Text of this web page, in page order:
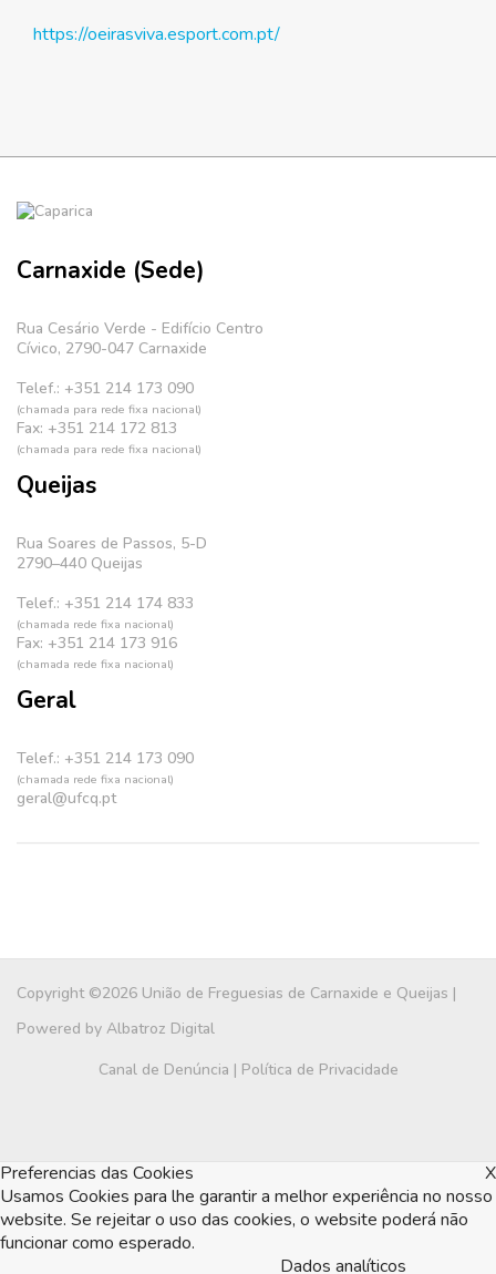
https://oeirasviva.esport.com.pt/
Carnaxide (Sede)
Rua Cesário Verde - Edifício Centro
Cívico, 2790-047 Carnaxide
Telef.: +351 214 173 090
(chamada para rede fixa nacional)
Fax: +351 214 172 813
(chamada para rede fixa nacional)
Queijas
Rua Soares de Passos, 5-D
2790–440 Queijas
Telef.: +351 214 174 833
(chamada rede fixa nacional)
Fax: +351 214 173 916
(chamada rede fixa nacional)
Geral
Telef.: +351 214 173 090
(chamada rede fixa nacional)
geral@ufcq.pt
Copyright ©2026 União de Freguesias de Carnaxide e Queijas |
Powered by Albatroz Digital
Canal de Denúncia | Política de Privacidade
X
Preferencias das Cookies
Usamos Cookies para lhe garantir a melhor experiência no nosso
website. Se rejeitar o uso das cookies, o website poderá não
funcionar como esperado.
Dados analíticos